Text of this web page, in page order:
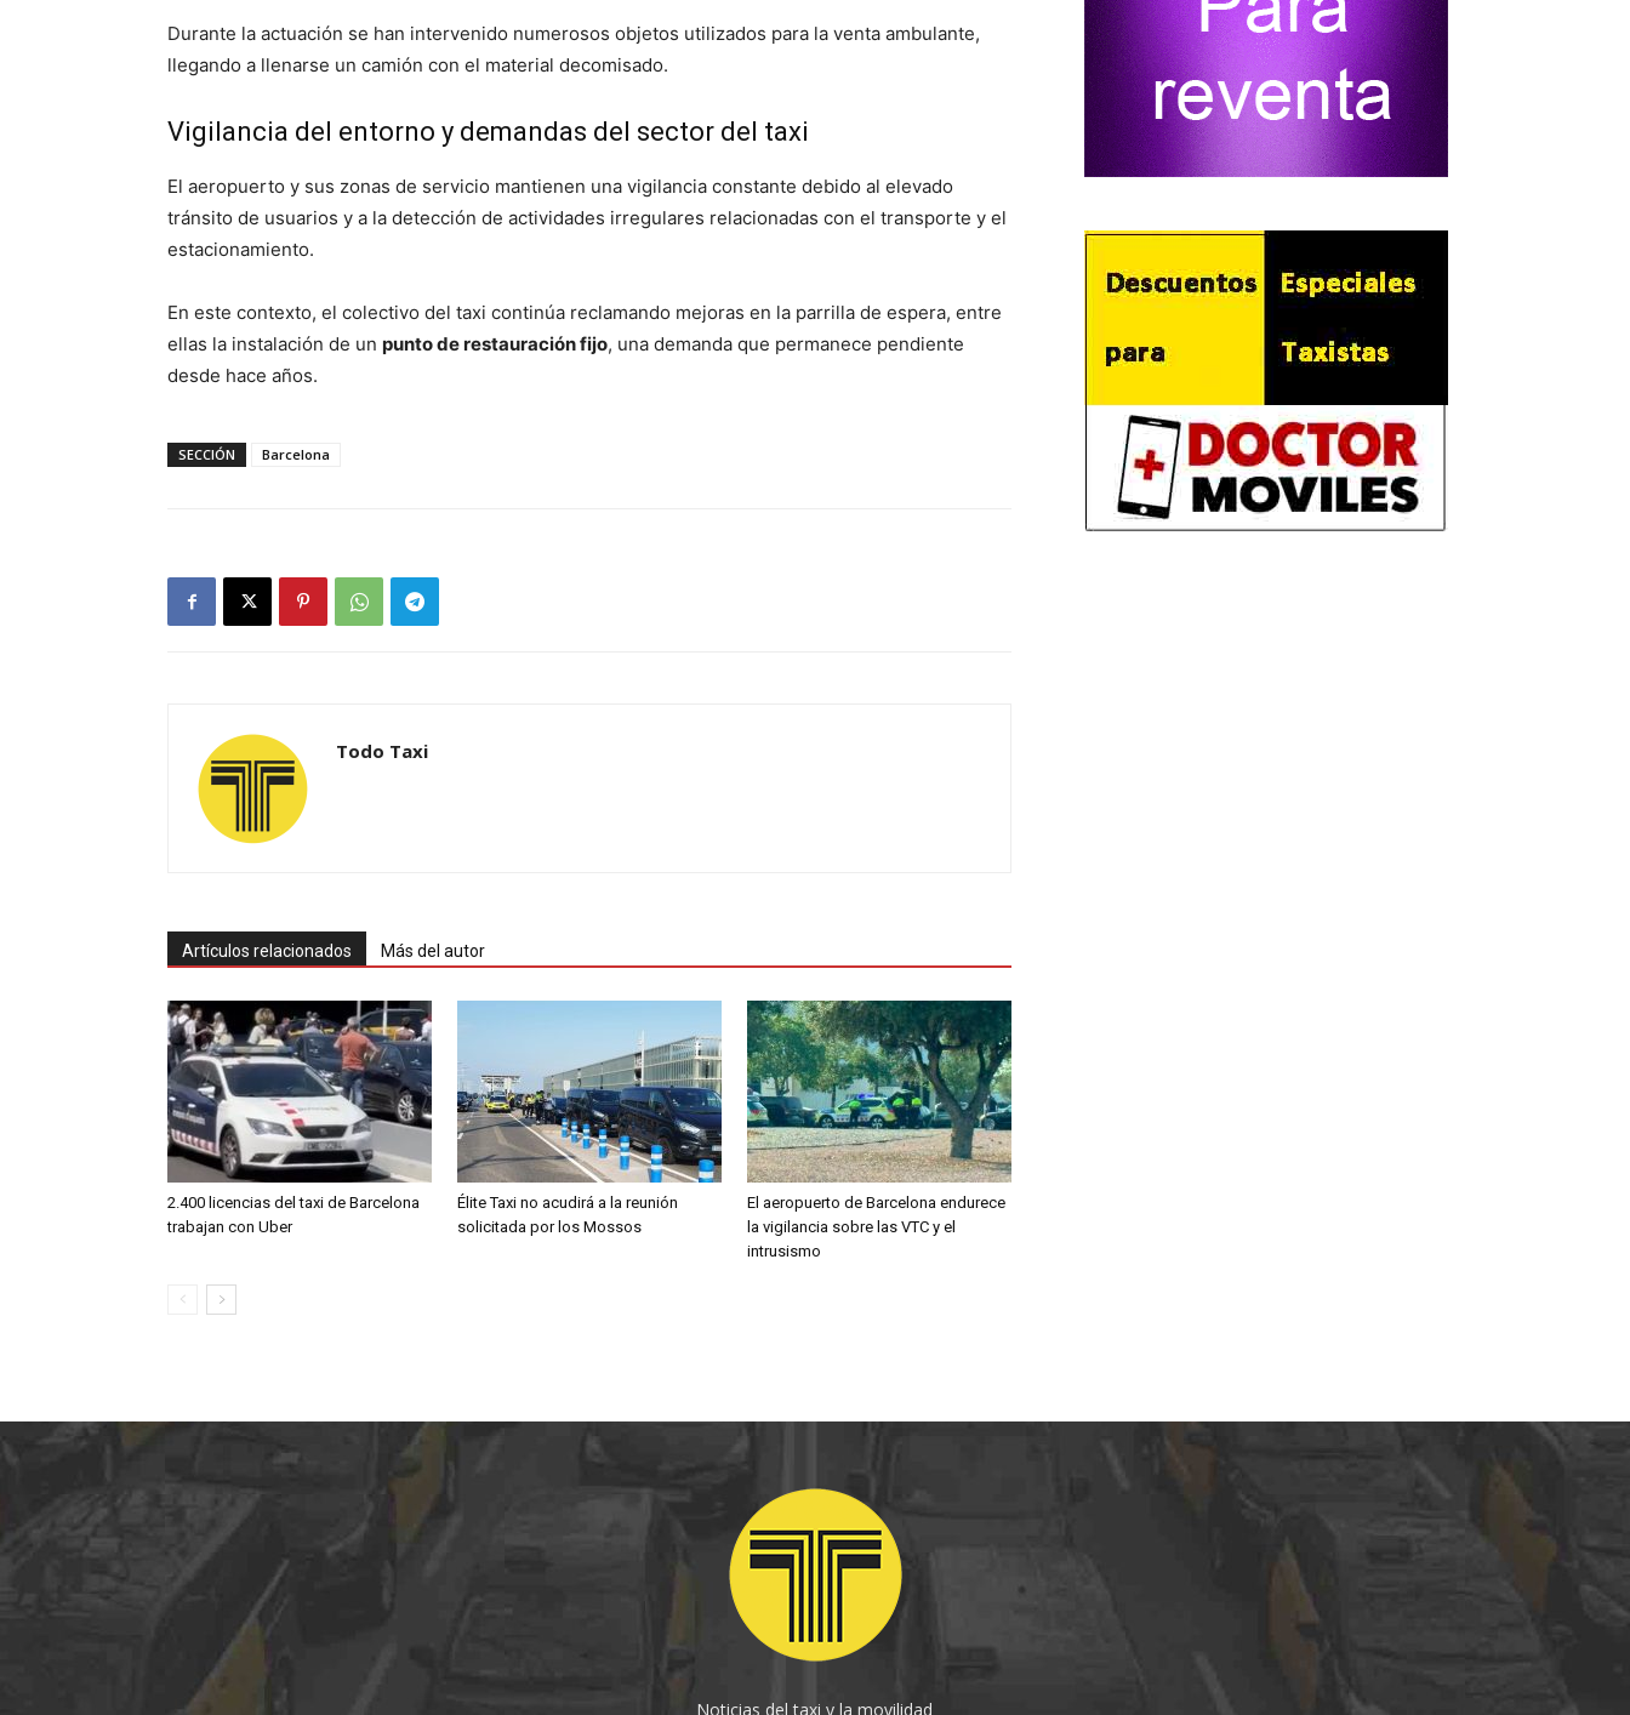
Durante la actuación se han intervenido numerosos objetos utilizados para la venta ambulante,
llegando a llenarse un camión con el material decomisado.
Vigilancia del entorno y demandas del sector del taxi
El aeropuerto y sus zonas de servicio mantienen una vigilancia constante debido al elevado
tránsito de usuarios y a la detección de actividades irregulares relacionadas con el transporte y el
estacionamiento.
En este contexto, el colectivo del taxi continúa reclamando mejoras en la parrilla de espera, entre
ellas la instalación de un punto de restauración fijo, una demanda que permanece pendiente
desde hace años.
SECCIÓN Barcelona
Todo Taxi
Artículos relacionados Más del autor
2.400 licencias del taxi de Barcelona
trabajan con Uber
Élite Taxi no acudirá a la reunión
solicitada por los Mossos
El aeropuerto de Barcelona endurece
la vigilancia sobre las VTC y el
intrusismo
Noticias del taxi y la movilidad